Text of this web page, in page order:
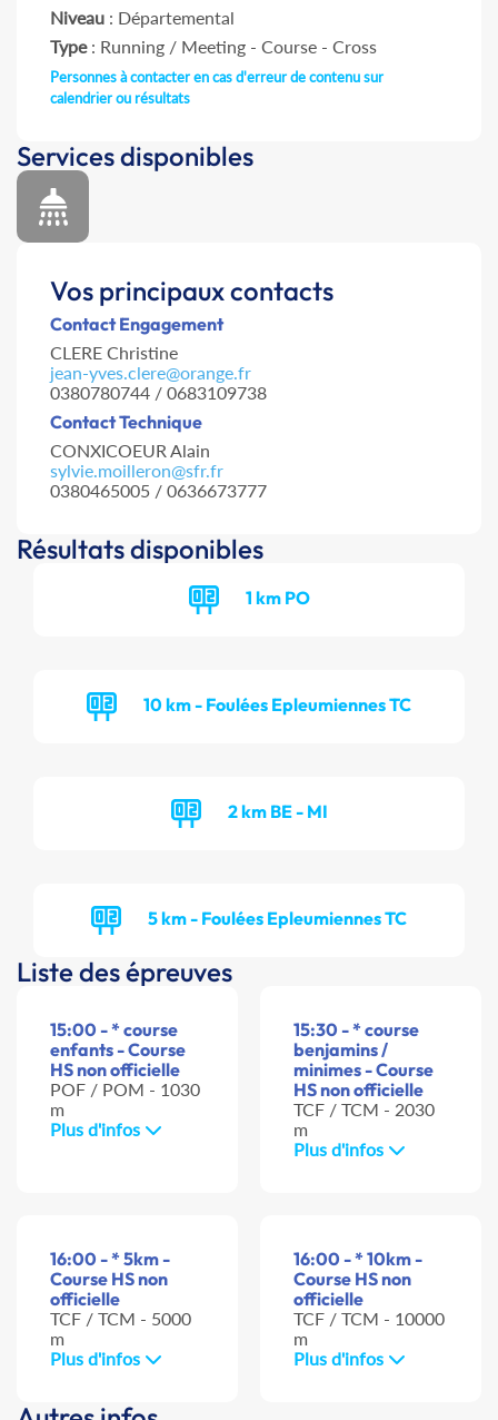
Niveau : Départemental
Type: Running / Meeting - Course - Cross
Personnes à contacter en cas d'erreur de contenu sur
calendrier ou résultats
Services disponibles
Vos principaux contacts
Contact Engagement
CLERE Christine
jean-yves.clere@orange.fr
0380780744 / 0683109738
Contact Technique
CONXICOEUR Alain
sylvie.moilleron@sfr.fr
0380465005 / 0636673777
Résultats disponibles
1 km PO
10 km - Foulées Epleumiennes TC
2 km BE - MI
5 km - Foulées Epleumiennes TC
Liste des épreuves
15:00 - * course
enfants - Course
HS non officielle
POF / POM - 1030
m
Plus d'infos
15:30 - * course
benjamins /
minimes - Course
HS non officielle
TCF / TCM - 2030
m
Plus d'infos
16:00 - * 5km -
Course HS non
officielle
TCF / TCM - 5000
m
Plus d'infos
16:00 - * 10km -
Course HS non
officielle
TCF / TCM - 10000
m
Plus d'infos